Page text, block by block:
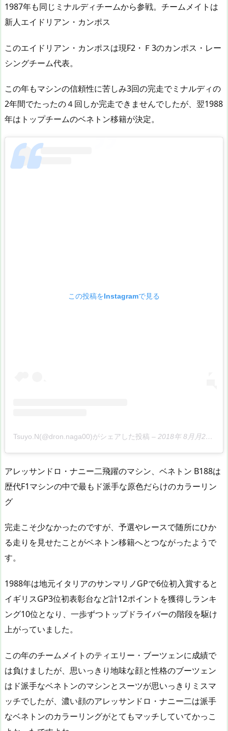
1987年も同じミナルディチームから参戦。チームメイトは
新人エイドリアン・カンポス
このエイドリアン・カンポスは現F2・Ｆ3のカンポス・レー
シングチーム代表。
この年もマシンの信頼性に苦しみ3回の完走でミナルディの
2年間でたったの４回しか完走できませんでしたが、翌1988
年はトップチームのベネトン移籍が決定。
この投稿をInstagramで見る
Tsuyo.N(@dron.naga00)がシェアした投稿 – 2018年 8月月24日午前11時01分PDT
アレッサンドロ・ナニー二飛躍のマシン、ベネトン B188は
歴代F1マシンの中で最もド派手な原色だらけのカラーリン
グ
完走こそ少なかったのですが、予選やレースで随所にひか
る走りを見せたことがベネトン移籍へとつながったようで
す。
1988年は地元イタリアのサンマリノGPで6位初入賞すると
イギリスGP3位初表彰台など計12ポイントを獲得しランキ
ング10位となり、一歩ずつトップドライバーの階段を駆け
上がっていました。
この年のチームメイトのティエリー・ブーツェンに成績で
は負けましたが、思いっきり地味な顔と性格のブーツェン
はド派手なベネトンのマシンとスーツが思いっきりミスマ
ッチでしたが、濃い顔のアレッサンドロ・ナニー二は派手
なベネトンのカラーリングがとてもマッチしていてかっこ